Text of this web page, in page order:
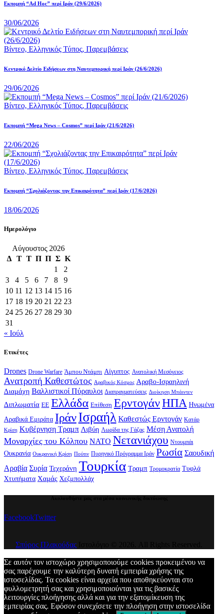
Εκπομπή “Ad Hoc” περί Iράν (29/6/2026)
30/06/2026
Βίντεο, Ελληνικός Τύπος, Παρεμβάσεις
Κεντρικό Δελτίο Ειδήσεων στη Ναυτεμπορική περί Iράν (26/6/2026)
29/06/2026
Βίντεο, Ελληνικός Τύπος, Παρεμβάσεις
Eκπομπή “Mega News – Cosmos” περί Ιράν (21/6/2026)
22/06/2026
Βίντεο, Ελληνικός Τύπος, Παρεμβάσεις
Εκπομπή “Σχολιάζοντας την Επικαιρότητα” περί Ιράν (17/6/2026)
18/06/2026
Ημερολόγιο
Αύγουστος 2026
Δ Τ Τ Π Π Σ Κ
1
2
3
4 5 6 7 8
9
10 11 12 13 14 15 16
17 18 19 20 21 22 23
24 25 26 27 28 29 30
31
« Ιούλ
Ετικέτες
Drones Drone Warfare Άμπου Ντάμπι Αίγυπτος Ανατολική Μεσόγειος
Ανατροπή Καθεστώτος Αραβικός Κόσμος Αραβο-Ισραηλινή
Διαμάχη Βαλλιστικοί Πύραυλοι Διαπραγματεύσεις Διοίκηση Μπάιντεν
Διπλωματία ΕΕ Ελλάδα Επίθεση ΕρντογάνΗΠΑ Ηνωμένα
Αραβικά Εμιράτα ΙράνΙσραήλ Καθεστώς Ερντογάν Κατάρ
Κρίση Κυβέρνηση Τραμπ Λιβύη Λωρίδα της Γάζας Μέση Ανατολή
Μοναρχίες του Κόλπου ΝΑΤΟ Νετανιάχου Ντουμπάι
Ουκρανία Ουκρανική Κρίση Πούτιν Πυρηνικό Πρόγραμμα Ιράν Ρωσία Σαουδική
Αραβία Συρία Τεχεράνη Τουρκία Τραμπ Τρομοκρατία Τυφλά
Χτυπήματα Χαμάς Χεζμπολλάχ
FacebookTwitter
Σπύρος Πλακούδας
Σε αυτόν τον ιστοχώρο χρησιμοποιούμε cookies προκειμένου να
σας παρέχουμε την καλύτερη δυνατή εμπειρία χρήσης της
ιστοσελίδας. Τα cookies είναι αρχεία που αποθηκεύονται στο
φυλλομετρητή σας και χρησιμοποιούνται για τις βασικές
λειτουργίες πλοήγησης αλλά και για την εξατομίκευση της
εμπειρίας σας. Εφόσον συνεχίσετε την πλοήγηση στην ιστοσελίδα